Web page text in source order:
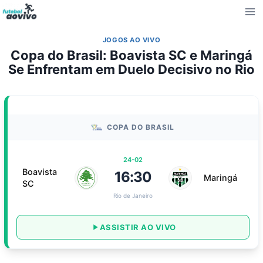
Pular
para
Conteúdo
JOGOS AO VIVO
Copa do Brasil: Boavista SC e Maringá
Se Enfrentam em Duelo Decisivo no Rio
COPA DO BRASIL
Boavista
SC
24-02
16:30
Rio de Janeiro
Maringá
ASSISTIR AO VIVO